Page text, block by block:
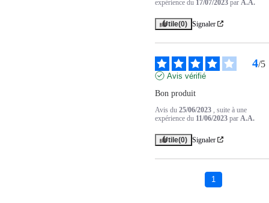
expérience du 17/07/2023 par A.A.
Utile(0) Signaler
4/5
Avis vérifié
Bon produit
Avis du 25/06/2023 , suite à une
expérience du 11/06/2023 par A.A.
Utile(0) Signaler
1